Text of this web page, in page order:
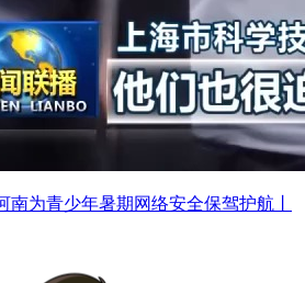
南为青少年暑期网络安全保驾护航丨